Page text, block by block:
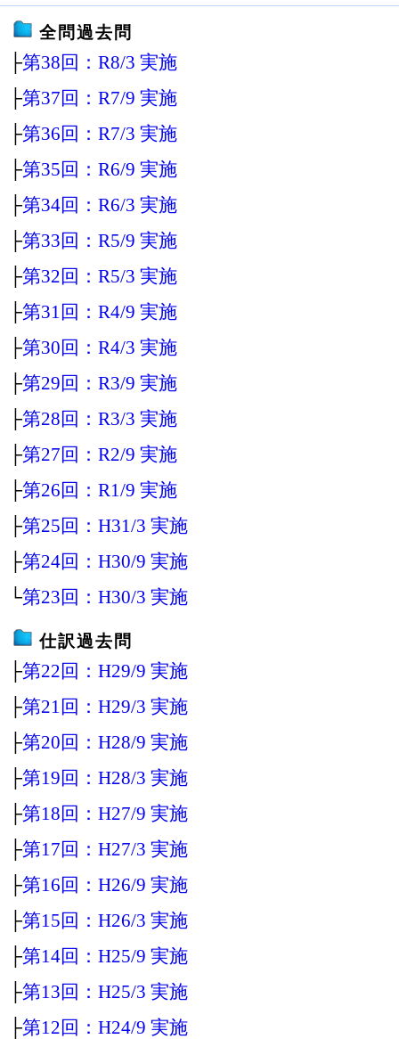
全問過去問
├第38回：R8/3 実施
├第37回：R7/9 実施
├第36回：R7/3 実施
├第35回：R6/9 実施
├第34回：R6/3 実施
├第33回：R5/9 実施
├第32回：R5/3 実施
├第31回：R4/9 実施
├第30回：R4/3 実施
├第29回：R3/9 実施
├第28回：R3/3 実施
├第27回：R2/9 実施
├第26回：R1/9 実施
├第25回：H31/3 実施
├第24回：H30/9 実施
└第23回：H30/3 実施
仕訳過去問
├第22回：H29/9 実施
├第21回：H29/3 実施
├第20回：H28/9 実施
├第19回：H28/3 実施
├第18回：H27/9 実施
├第17回：H27/3 実施
├第16回：H26/9 実施
├第15回：H26/3 実施
├第14回：H25/9 実施
├第13回：H25/3 実施
├第12回：H24/9 実施